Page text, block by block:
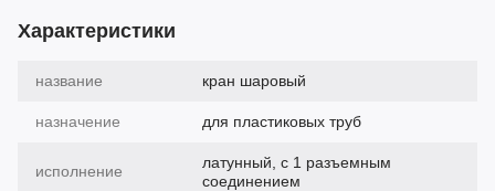
Характеристики
название кран шаровый
назначение для пластиковых труб
исполнение
латунный, с 1 разъемным
соединением